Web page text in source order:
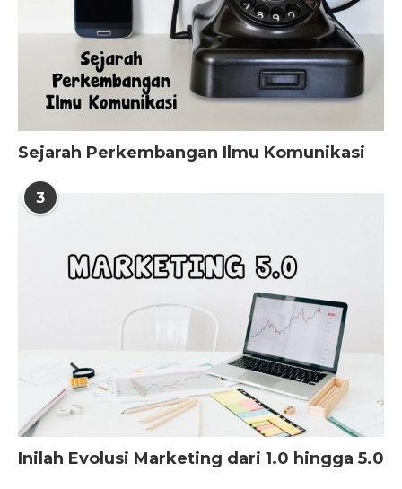
Sejarah Perkembangan Ilmu Komunikasi
3
Inilah Evolusi Marketing dari 1.0 hingga 5.0